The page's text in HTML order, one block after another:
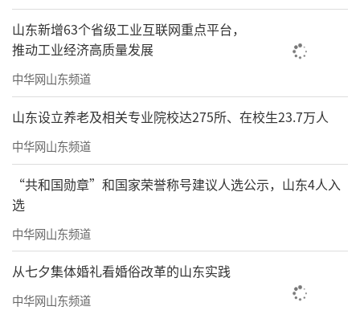
HEALTH·人性细节
标准层每层预留上下水接口，方便企业根
据自身业务规划调整办公布局；约15cm硫酸钙
架空地板，六面镀锌板全包防护，便于线路布
设与后期空间改造，减少二次装修建材损耗；
除市政基础供给外，增设2台柴油发电机、两座
大型蓄水池，确保写字楼的稳定运转，同时减
少设备频繁启停带来的能源浪费，长期践行低
碳运营思路。
HEALTH·星级服务
山东新增63个省级工业互联网重点平台，
推动工业经济高质量发展
中华网山东频道
山东设立养老及相关专业院校达275所、在校生23.7万人
中华网山东频道
“共和国勋章”和国家荣誉称号建议人选公示，山东4人入
选
中华网山东频道
从七夕集体婚礼看婚俗改革的山东实践
中华网山东频道